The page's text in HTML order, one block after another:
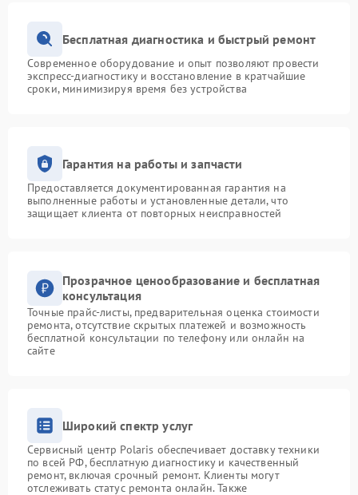
Бесплатная диагностика и быстрый ремонт
Современное оборудование и опыт позволяют провести
экспресс-диагностику и восстановление в кратчайшие
сроки, минимизируя время без устройства
Гарантия на работы и запчасти
Предоставляется документированная гарантия на
выполненные работы и установленные детали, что
защищает клиента от повторных неисправностей
Прозрачное ценообразование и бесплатная
консультация
Точные прайс-листы, предварительная оценка стоимости
ремонта, отсутствие скрытых платежей и возможность
бесплатной консультации по телефону или онлайн на
сайте
Широкий спектр услуг
Сервисный центр Polaris обеспечивает доставку техники
по всей РФ, бесплатную диагностику и качественный
ремонт, включая срочный ремонт. Клиенты могут
отслеживать статус ремонта онлайн. Также